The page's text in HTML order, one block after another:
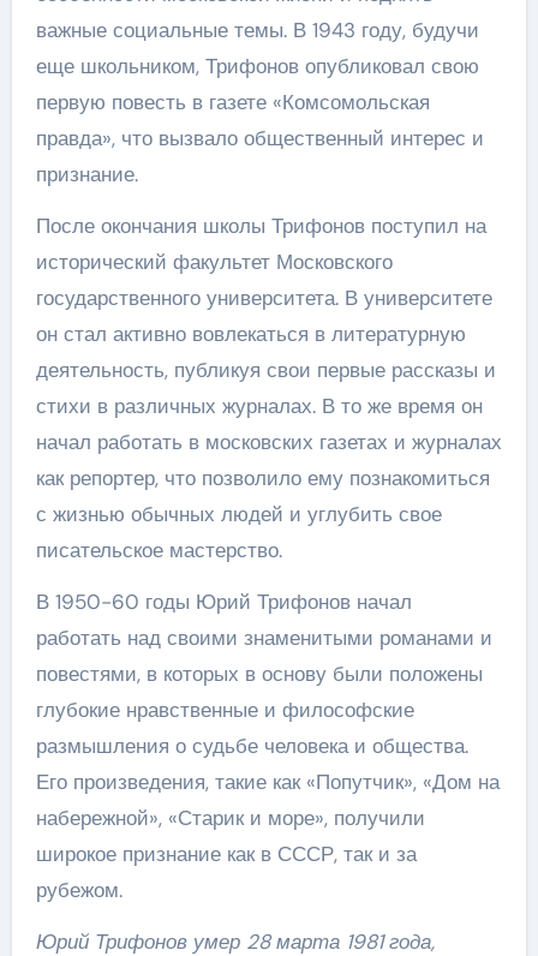
важные социальные темы. В 1943 году, будучи
еще школьником, Трифонов опубликовал свою
первую повесть в газете «Комсомольская
правда», что вызвало общественный интерес и
признание.
После окончания школы Трифонов поступил на
исторический факультет Московского
государственного университета. В университете
он стал активно вовлекаться в литературную
деятельность, публикуя свои первые рассказы и
стихи в различных журналах. В то же время он
начал работать в московских газетах и журналах
как репортер, что позволило ему познакомиться
с жизнью обычных людей и углубить свое
писательское мастерство.
В 1950-60 годы Юрий Трифонов начал
работать над своими знаменитыми романами и
повестями, в которых в основу были положены
глубокие нравственные и философские
размышления о судьбе человека и общества.
Его произведения, такие как «Попутчик», «Дом на
набережной», «Старик и море», получили
широкое признание как в СССР, так и за
рубежом.
Юрий Трифонов умер 28 марта 1981 года,